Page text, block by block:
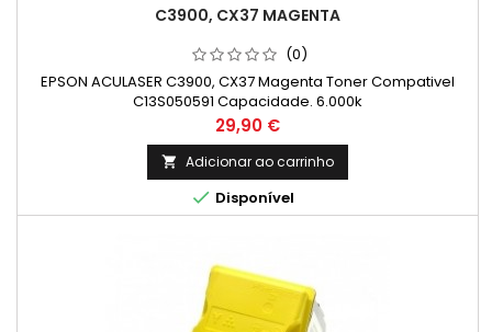
C3900, CX37 MAGENTA
(0)
EPSON ACULASER C3900, CX37 Magenta Toner Compativel
C13S050591 Capacidade. 6.000k
Preço
29,90 €
 Adicionar ao carrinho
 Disponível